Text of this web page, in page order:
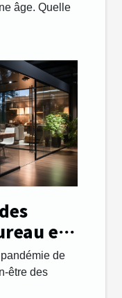
âge. Quelle
en
de
être des